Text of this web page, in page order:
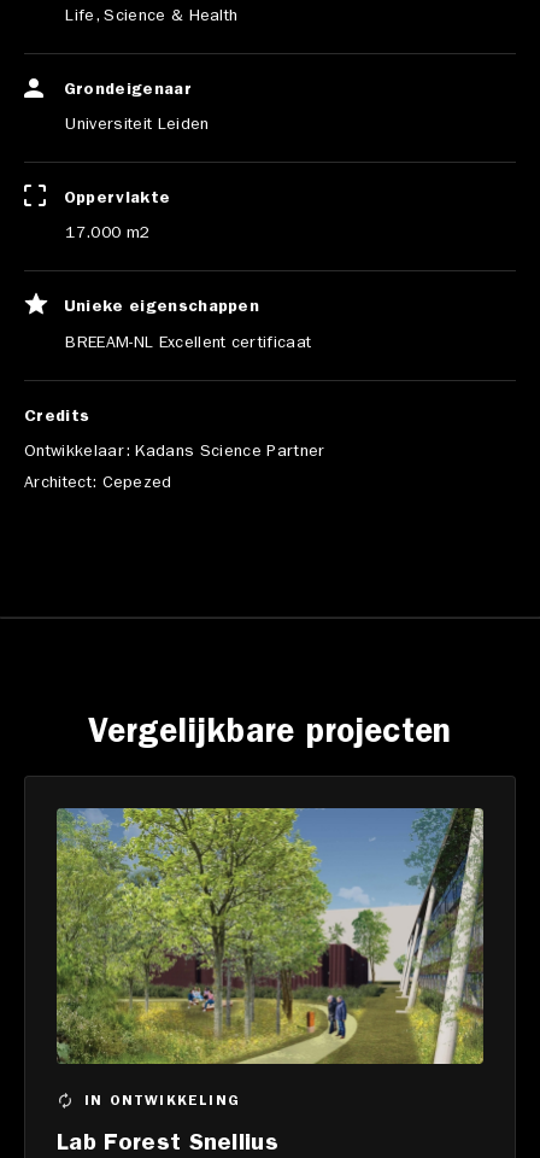
Life, Science & Health
Grondeigenaar
Universiteit Leiden
Oppervlakte
17.000 m2
Unieke eigenschappen
BREEAM-NL Excellent certificaat
Credits
Ontwikkelaar: Kadans Science Partner
Architect: Cepezed
Vergelijkbare projecten
IN ONTWIKKELING
Lab Forest Snellius